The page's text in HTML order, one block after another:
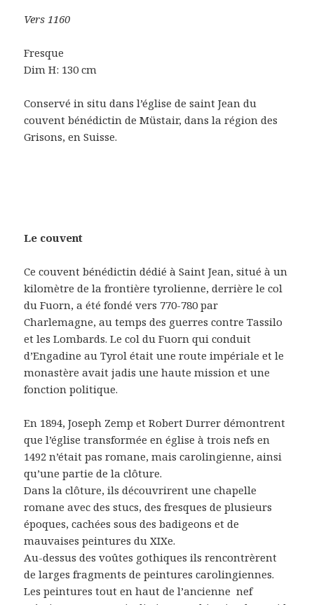
Vers 1160
Fresque
Dim H: 130 cm
Conservé in situ dans l’église de saint Jean du
couvent bénédictin de Müstair, dans la région des
Grisons, en Suisse.
Le couvent
Ce couvent bénédictin dédié à Saint Jean, situé à un
kilomètre de la frontière tyrolienne, derrière le col
du Fuorn, a été fondé vers 770-780 par
Charlemagne, au temps des guerres contre Tassilo
et les Lombards. Le col du Fuorn qui conduit
d’Engadine au Tyrol était une route impériale et le
monastère avait jadis une haute mission et une
fonction politique.
En 1894, Joseph Zemp et Robert Durrer démontrent
que l’église transformée en église à trois nefs en
1492 n’était pas romane, mais carolingienne, ainsi
qu’une partie de la clôture.
Dans la clôture, ils découvrirent une chapelle
romane avec des stucs, des fresques de plusieurs
époques, cachées sous des badigeons et de
mauvaises peintures du XIXe.
Au-dessus des voûtes gothiques ils rencontrèrent
de larges fragments de peintures carolingiennes.
Les peintures tout en haut de l’ancienne nef